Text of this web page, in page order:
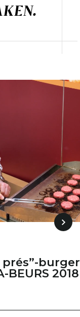
prés”-burger
BEURS 2018